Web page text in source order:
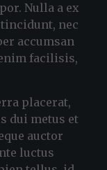
Nulla a ex
nec
accumsan
facilisis,
placerat,
dui metus et
auctor
luctus